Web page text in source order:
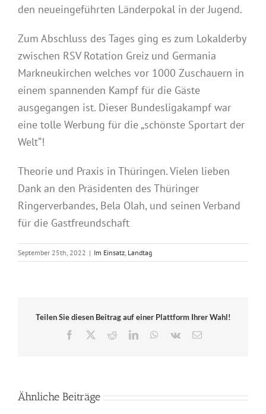
den neueingeführten Länderpokal in der Jugend.
Zum Abschluss des Tages ging es zum Lokalderby
zwischen RSV Rotation Greiz und Germania
Markneukirchen welches vor 1000 Zuschauern in
einem spannenden Kampf für die Gäste
ausgegangen ist. Dieser Bundesligakampf war
eine tolle Werbung für die „schönste Sportart der
Welt“!
Theorie und Praxis in Thüringen. Vielen lieben
Dank an den Präsidenten des Thüringer
Ringerverbandes, Bela Olah, und seinen Verband
für die Gastfreundschaft
September 25th, 2022 | Im Einsatz, Landtag
Teilen Sie diesen Beitrag auf einer Plattform Ihrer Wahl!
Facebook
RedditLinkedInWhatsApp
Vk
E-
Ähnliche Beiträge